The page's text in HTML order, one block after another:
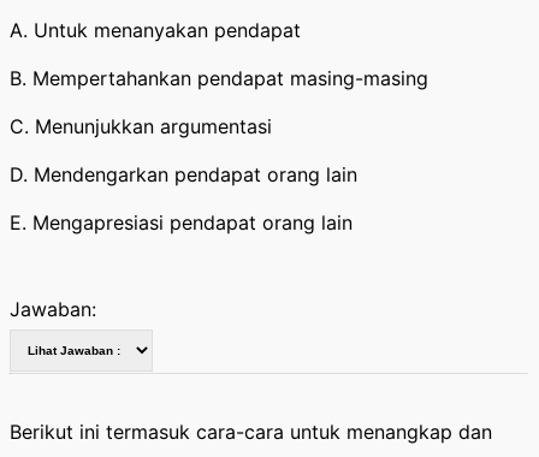
A. Untuk menanyakan pendapat
B. Mempertahankan pendapat masing-masing
C. Menunjukkan argumentasi
D. Mendengarkan pendapat orang lain
E. Mengapresiasi pendapat orang lain
Jawaban:
Berikut ini termasuk cara-cara untuk menangkap dan